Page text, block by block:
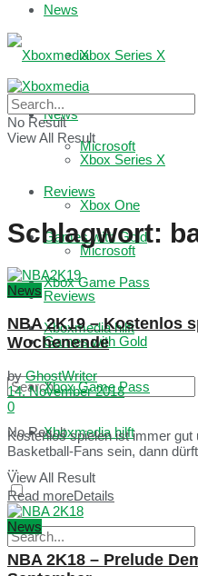
News
Xbox Series X
Microsoft
Reviews
Games with Gold
Xbox Game Pass
Xboxmedia hilft
No Result
View All Result
News
Xbox Series X
Xbox One
Microsoft
Reviews
Games with Gold
Xbox Game Pass
Xboxmedia hilft
No Result
View All Result
Schlagwort:
News
NBA 2K19 – Kostenlos
Wochenende
by GhostWriter
14. November 2018
0
Kostenlos spielen ist immer
Basketball-Fans sein, dann
...
Read moreDetails
News
NBA 2K18 – Prelude